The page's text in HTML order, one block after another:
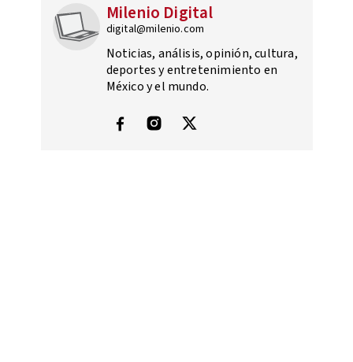
Milenio Digital
digital@milenio.com
Noticias, análisis, opinión, cultura,
deportes y entretenimiento en
México y el mundo.